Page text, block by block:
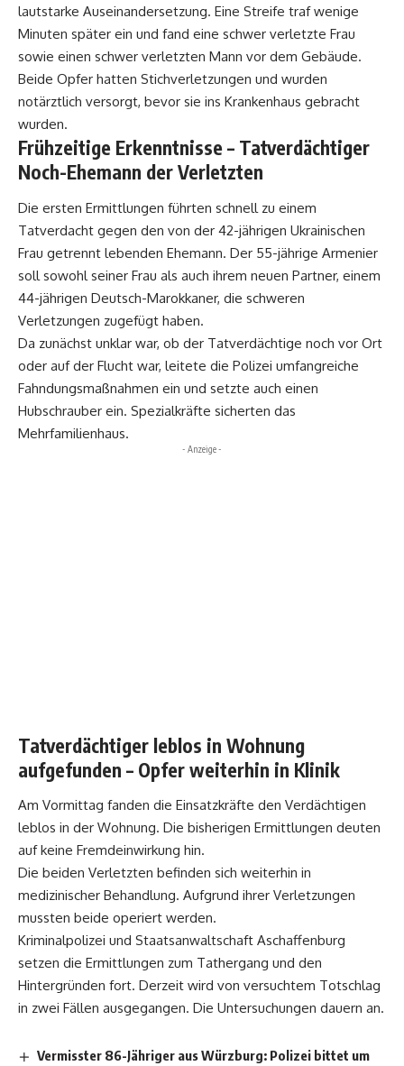
lautstarke Auseinandersetzung. Eine Streife traf wenige
Minuten später ein und fand eine schwer verletzte Frau
sowie einen schwer verletzten Mann vor dem Gebäude.
Beide Opfer hatten Stichverletzungen und wurden
notärztlich versorgt, bevor sie ins Krankenhaus gebracht
wurden.
Frühzeitige Erkenntnisse – Tatverdächtiger
Noch-Ehemann der Verletzten
Die ersten Ermittlungen führten schnell zu einem
Tatverdacht gegen den von der 42-jährigen Ukrainischen
Frau getrennt lebenden Ehemann. Der 55-jährige Armenier
soll sowohl seiner Frau als auch ihrem neuen Partner, einem
44-jährigen Deutsch-Marokkaner, die schweren
Verletzungen zugefügt haben.
Da zunächst unklar war, ob der Tatverdächtige noch vor Ort
oder auf der Flucht war, leitete die Polizei umfangreiche
Fahndungsmaßnahmen ein und setzte auch einen
Hubschrauber ein. Spezialkräfte sicherten das
Mehrfamilienhaus.
- Anzeige -
Tatverdächtiger leblos in Wohnung
aufgefunden – Opfer weiterhin in Klinik
Am Vormittag fanden die Einsatzkräfte den Verdächtigen
leblos in der Wohnung. Die bisherigen Ermittlungen deuten
auf keine Fremdeinwirkung hin.
Die beiden Verletzten befinden sich weiterhin in
medizinischer Behandlung. Aufgrund ihrer Verletzungen
mussten beide operiert werden.
Kriminalpolizei und Staatsanwaltschaft Aschaffenburg
setzen die Ermittlungen zum Tathergang und den
Hintergründen fort. Derzeit wird von versuchtem Totschlag
in zwei Fällen ausgegangen. Die Untersuchungen dauern an.
Vermisster 86-Jähriger aus Würzburg: Polizei bittet um